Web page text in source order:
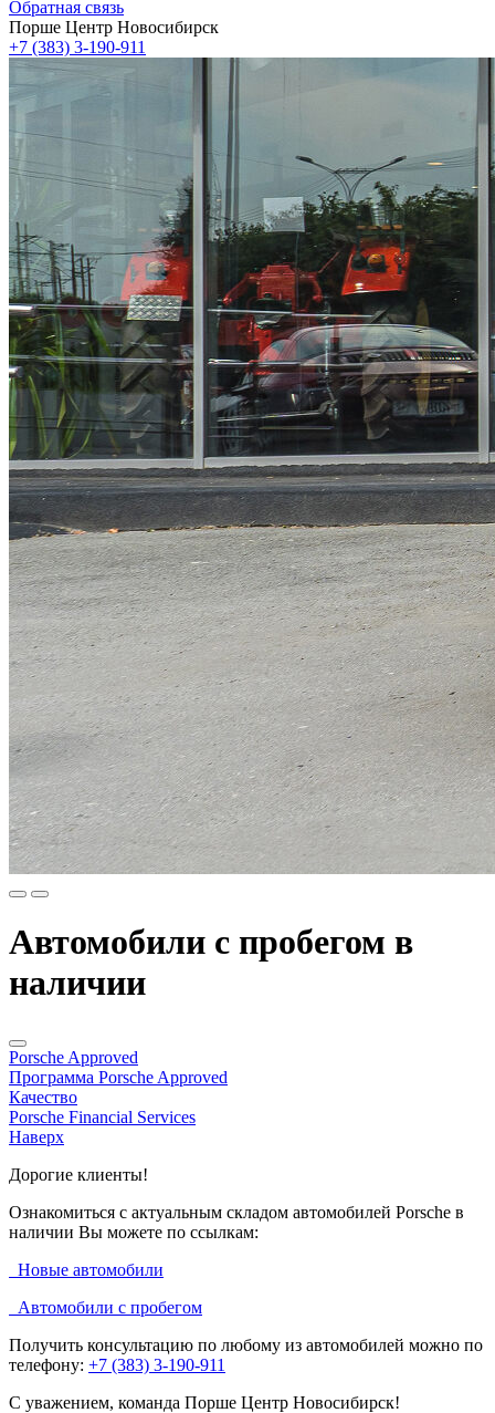
Обратная связь
Порше Центр Новосибирск
+7 (383) 3-190-911
Автомобили с пробегом в
наличии
Porsche Approved
Программа Porsche Approved
Качество
Porsche Financial Services
Наверх
Дорогие клиенты!
Ознакомиться с актуальным складом автомобилей Porsche в
наличии Вы можете по ссылкам:
Новые автомобили
Автомобили с пробегом
Получить консультацию по любому из автомобилей можно по
телефону: +7 (383) 3-190-911
С уважением, команда Порше Центр Новосибирск!